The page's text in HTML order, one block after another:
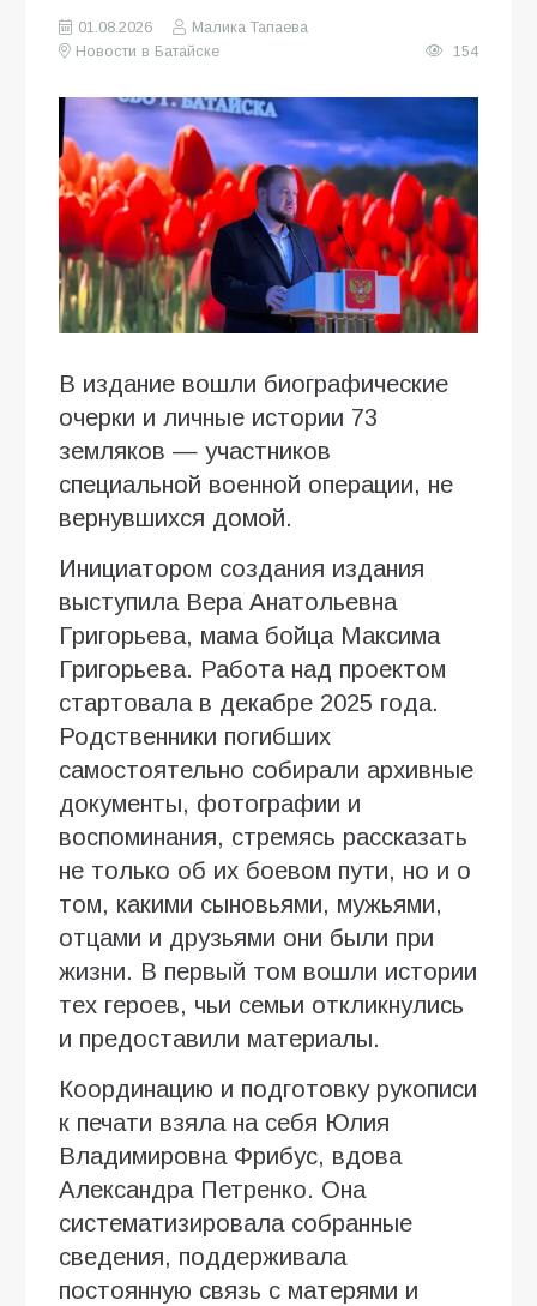
01.08.2026
Малика Тапаева
Новости в Батайске
154
В издание вошли биографические
очерки и личные истории 73
земляков — участников
специальной военной операции, не
вернувшихся домой.
Инициатором создания издания
выступила Вера Анатольевна
Григорьева, мама бойца Максима
Григорьева. Работа над проектом
стартовала в декабре 2025 года.
Родственники погибших
самостоятельно собирали архивные
документы, фотографии и
воспоминания, стремясь рассказать
не только об их боевом пути, но и о
том, какими сыновьями, мужьями,
отцами и друзьями они были при
жизни. В первый том вошли истории
тех героев, чьи семьи откликнулись
и предоставили материалы.
Координацию и подготовку рукописи
к печати взяла на себя Юлия
Владимировна Фрибус, вдова
Александра Петренко. Она
систематизировала собранные
сведения, поддерживала
постоянную связь с матерями и